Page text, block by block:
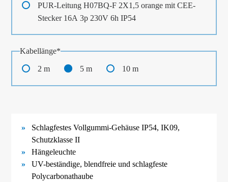
PUR-Leitung H07BQ-F 2X1,5 orange mit CEE-
Stecker 16A 3p 230V 6h IP54
Pflichtfeld
Kabellänge*
2 m 5 m 10 m
Schlagfestes Vollgummi-Gehäuse IP54, IK09,
Schutzklasse II
Hängeleuchte
UV-beständige, blendfreie und schlagfeste
Polycarbonathaube